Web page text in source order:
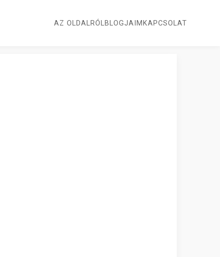
AZ OLDALRÓLBLOGJAIM KAPCSOLAT